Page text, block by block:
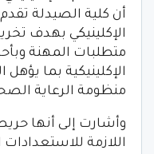
الإكلينيكي بهدف
متطلبات المهنة
الإكلينيكية بما
منظومة الرعاية
وأشارت إلى أنها
اللازمة للاستعدادات